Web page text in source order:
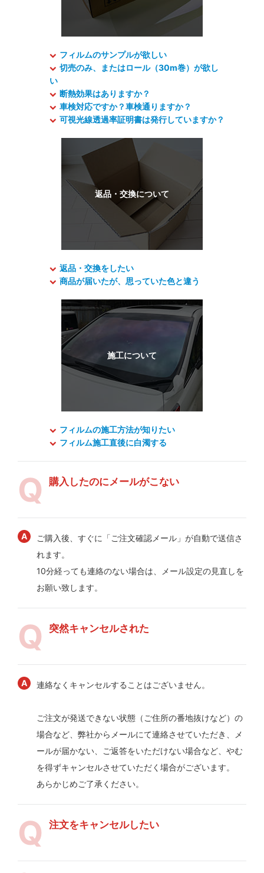
フィルムのサンプルが欲しい
切売のみ、またはロール（30m巻）が欲し
い
断熱効果はありますか？
車検対応ですか？車検通りますか？
可視光線透過率証明書は発行していますか？
返品・交換をしたい
商品が届いたが、思っていた色と違う
フィルムの施工方法が知りたい
フィルム施工直後に白濁する
購入したのにメールがこない
ご購入後、すぐに「ご注文確認メール」が自動で送信さ
れます。
10分経っても連絡のない場合は、メール設定の見直しを
お願い致します。
突然キャンセルされた
連絡なくキャンセルすることはございません。
ご注文が発送できない状態（ご住所の番地抜けなど）の
場合など、弊社からメールにて連絡させていただき、メ
ールが届かない、ご返答をいただけない場合など、やむ
を得ずキャンセルさせていただく場合がございます。
あらかじめご了承ください。
注文をキャンセルしたい